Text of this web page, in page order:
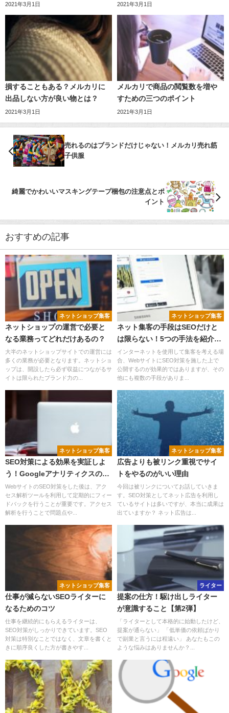
2021年3月1日 2021年3月1日
損することもある？メルカリに
出品しない方が良い物とは？
2021年3月1日
メルカリで商品の閲覧数を増や
すための三つのポイント
2021年3月1日
売れるのはブランドだけじゃない！メルカリ売れ筋
子供服
綺麗でかわいいマスキングテープ梱包の注意点とポ
イント
おすすめの記事
ネットショップ集客
ネットショップの運営で必要と
なる業務ってどれだけあるの？
大半のネットショップサイトでの運営には
多くの業務が必要となります。ネットショ
ップは、開設したら必ず収益につながるサ
イトは限られたブランド力の...
ネットショップ集客
ネット集客の手段はSEOだけと
は限らない！5つの手法を紹介し
ます。
インターネットを使用して集客を考える場
合、WebサイトにSEO対策を施した上で
公開するのが効果的ではありますが、その
他にも複数の手段がありま...
ネットショップ集客
SEO対策による効果を実証しよ
う！Googleアナリティクスのメ
リットについて。
WebサイトのSEO対策をした後は、アク
セス解析ツールを利用して定期的にフィー
ドバックを行うことが重要です。アクセス
解析を行うことで問題点や...
ネットショップ集客
広告よりも被リンク重視でサイ
トをやるのがいい理由
今回は被リンクについてお話していきま
す。SEO対策としてネット広告を利用し
ているサイトは多いですが、本当に成果は
出ていますか？ ネット広告は...
ネットショップ集客
仕事が減らないSEOライターに
なるためのコツ
仕事を継続的にもらえるライターは、
SEO対策がしっかりできています。SEO
対策は特別なことではなく、文章を書くと
きに順序良くした方が書きやす...
ライター
提案の仕方！駆け出しライター
が意識すること【第2弾】
「ライターとして本格的に始動したけど、
提案が通らない」 「低単価の依頼ばかり
で副業と言うには程遠い」 あなたもこの
ような悩みはありませんか？...